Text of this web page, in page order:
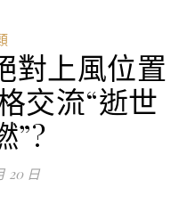
對上風位置
交流“逝世
”?
20 日